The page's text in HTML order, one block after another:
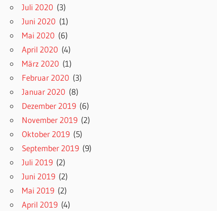
Juli 2020 (3)
Juni 2020 (1)
Mai 2020 (6)
April 2020 (4)
März 2020 (1)
Februar 2020 (3)
Januar 2020 (8)
Dezember 2019 (6)
November 2019 (2)
Oktober 2019 (5)
September 2019 (9)
Juli 2019 (2)
Juni 2019 (2)
Mai 2019 (2)
April 2019 (4)